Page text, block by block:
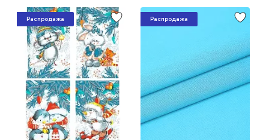
Распродажа Распродажа